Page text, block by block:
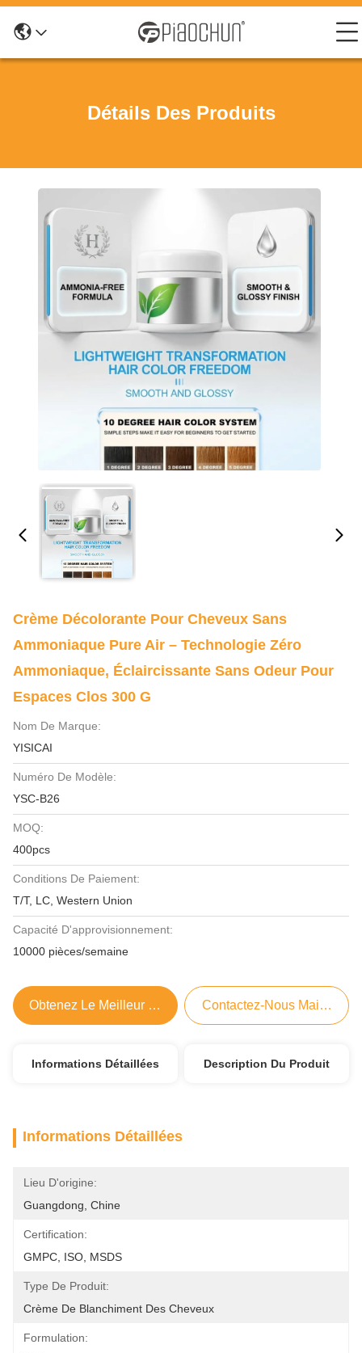
Détails Des Produits
Crème Décolorante Pour Cheveux Sans
Ammoniaque Pure Air – Technologie Zéro
Ammoniaque, Éclaircissante Sans Odeur Pour
Espaces Clos 300 G
Nom De Marque:
YISICAI
Numéro De Modèle:
YSC-B26
MOQ:
400pcs
Conditions De Paiement:
T/T, LC, Western Union
Capacité D'approvisionnement:
10000 pièces/semaine
Obtenez Le Meilleur Prix Contactez-Nous Maintenant
Informations Détaillées Description Du Produit
Informations Détaillées
Lieu D'origine:
Guangdong, Chine
Certification:
GMPC, ISO, MSDS
Type De Produit:
Crème De Blanchiment Des Cheveux
Formulation: